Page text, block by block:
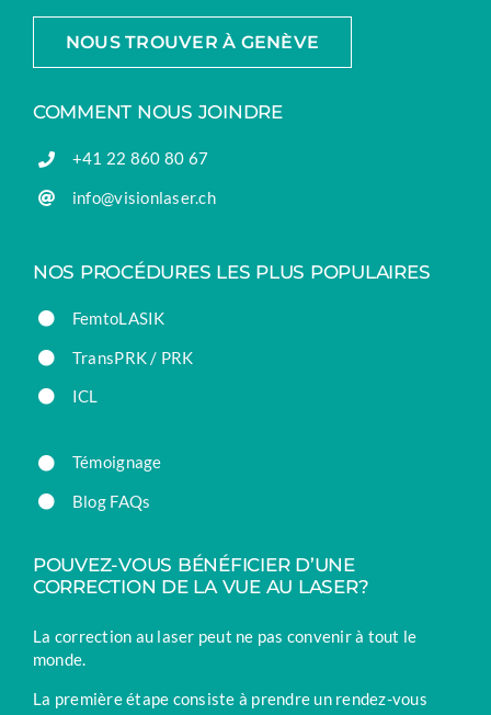
NOUS TROUVER À GENÈVE
COMMENT NOUS JOINDRE
+41 22 860 80 67
info@visionlaser.ch
NOS PROCÉDURES LES PLUS POPULAIRES
FemtoLASIK
TransPRK / PRK
ICL
Témoignage
Blog FAQs
POUVEZ-VOUS BÉNÉFICIER D’UNE
CORRECTION DE LA VUE AU LASER?
La correction au laser peut ne pas convenir à tout le
monde.
La première étape consiste à prendre un rendez-vous